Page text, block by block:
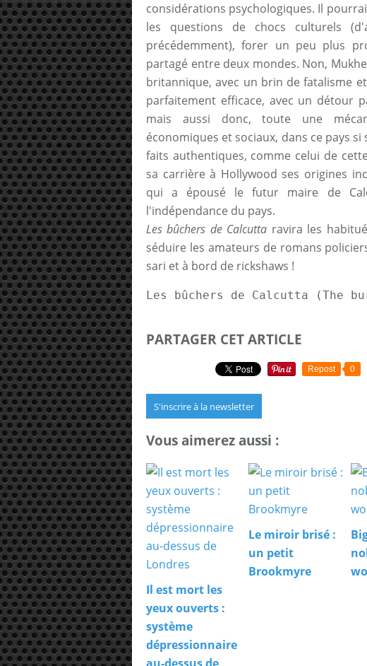
considérations psychologiques. Il
les questions de chocs culturels
précédemment), forer un peu plus
partagé entre deux mondes. Non,
britannique, avec un brin de fatalisme
parfaitement efficace, avec un détour
mais aussi donc, toute une
économiques et sociaux, dans ce pays
faits authentiques, comme celui de
sa carrière à Hollywood ses origines
qui a épousé le futur maire de
l'indépendance du pays.
Les bûchers de Calcutta ravira les
séduire les amateurs de romans
sari et à bord de rickshaws !
Les bûchers de Calcutta (The
PARTAGER CET ARTICLE
Repost 0
S'inscrire à la newsletter
Vous aimerez aussi :
Il est mort les
yeux ouverts :
système
dépressionnaire
Le miroir brisé :
un petit
Brookmyre